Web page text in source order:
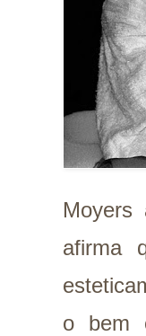
Moyers
afirma
o bem